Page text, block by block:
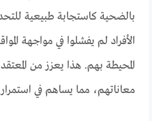
بالضحية كاستجابة طبيعية
الأفراد لم يفشلوا في مواجهة
المحيطة بهم. هذا يعزز من
معاناتهم، مما يساهم في